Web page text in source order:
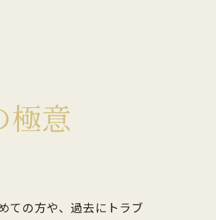
極意
ての方や、過去にトラブ